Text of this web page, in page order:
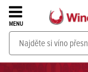
MENU